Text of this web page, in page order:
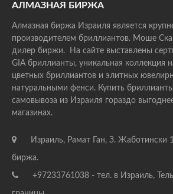
АЛМАЗНАЯ БИРЖА
Алмазная биржа Израиля является
производителем бриллиантов. Моше
дилер биржи. На сайте выставлены
GIA бриллианты, уникальная коллекция
цветных бриллиантов и элитных
натуральными фенси. Купить
самовывоза из Израиля гораздо
магазинах.
Израиль, Рамат Ган, З. Жаботински
биржа.
+97233761038 - тел. в Израиль,